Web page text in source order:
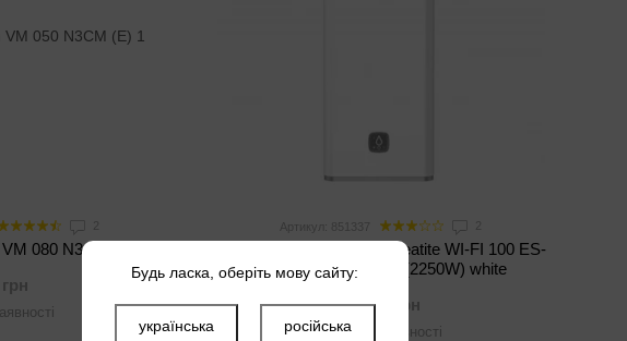
080 N3CM (E)
Артикул: 851337
Бойлер Atlantic Vertigo Steatite WI-FI 100 ES-
MP0802F220-S WD (2250W) white
20 599 грн
Немає в наявності
Будь ласка, оберіть мову сайту:
українська російська